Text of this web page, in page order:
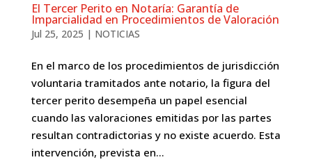
El Tercer Perito en Notaría: Garantía de
Imparcialidad en Procedimientos de Valoración
Jul 25, 2025 | NOTICIAS
En el marco de los procedimientos de jurisdicción
voluntaria tramitados ante notario, la figura del
tercer perito desempeña un papel esencial
cuando las valoraciones emitidas por las partes
resultan contradictorias y no existe acuerdo. Esta
intervención, prevista en...